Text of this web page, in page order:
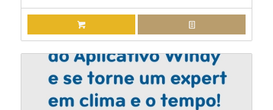
ADICIONAR AO CARRINHO EXIBIR DETALHES